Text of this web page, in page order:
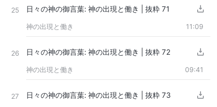
25 日々の神の御言葉: 神の出現と働き | 抜粋 71
神の出現と働き 11:09
26 日々の神の御言葉: 神の出現と働き | 抜粋 72
神の出現と働き 09:41
27 日々の神の御言葉: 神の出現と働き | 抜粋 73